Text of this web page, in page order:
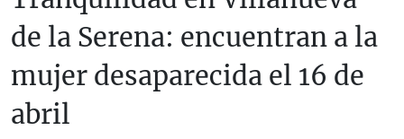
de la Serena: encuentran a la
mujer desaparecida el 16 de
abril